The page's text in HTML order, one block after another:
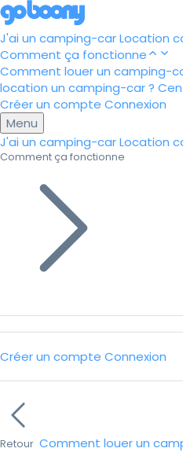
J'ai un camping-carLocation
Comment ça fonctionne
Comment louer un camping-
location un camping-car ?
Créer un compte Connexion
Menu
J'ai un camping-carLocation
Comment ça fonctionne
Créer un compte Connexion
Retour Comment louer un